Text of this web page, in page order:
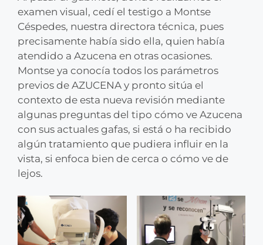
examen visual, cedí el testigo a Montse
Céspedes, nuestra directora técnica, pues
precisamente había sido ella, quien había
atendido a Azucena en otras ocasiones.
Montse ya conocía todos los parámetros
previos de AZUCENA y pronto sitúa el
contexto de esta nueva revisión mediante
algunas preguntas del tipo cómo ve Azucena
con sus actuales gafas, si está o ha recibido
algún tratamiento que pudiera influir en la
vista, si enfoca bien de cerca o cómo ve de
lejos.